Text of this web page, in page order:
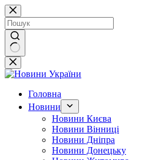
Перейти
до
вмісту
Немає
результатів
Головна
Новини
Новини Києва
Новини Вінниці
Новини Дніпра
Новини Донецьку